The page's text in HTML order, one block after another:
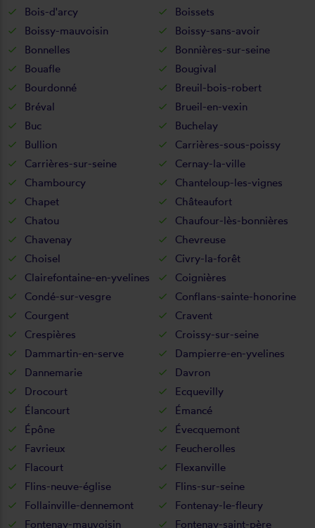
Bois-d'arcy
Boissets
Boissy-mauvoisin
Boissy-sans-avoir
Bonnelles
Bonnières-sur-seine
Bouafle
Bougival
Bourdonné
Breuil-bois-robert
Bréval
Brueil-en-vexin
Buc
Buchelay
Bullion
Carrières-sous-poissy
Carrières-sur-seine
Cernay-la-ville
Chambourcy
Chanteloup-les-vignes
Chapet
Châteaufort
Chatou
Chaufour-lès-bonnières
Chavenay
Chevreuse
Choisel
Civry-la-forêt
Clairefontaine-en-yvelines
Coignières
Condé-sur-vesgre
Conflans-sainte-honorine
Courgent
Cravent
Crespières
Croissy-sur-seine
Dammartin-en-serve
Dampierre-en-yvelines
Dannemarie
Davron
Drocourt
Ecquevilly
Élancourt
Émancé
Épône
Évecquemont
Favrieux
Feucherolles
Flacourt
Flexanville
Flins-neuve-église
Flins-sur-seine
Follainville-dennemont
Fontenay-le-fleury
Fontenay-mauvoisin
Fontenay-saint-père